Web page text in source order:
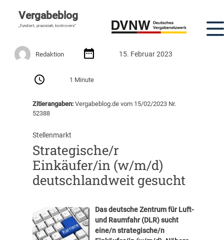
Vergabeblog
„Fundiert, praxisnah, kontrovers“
Redaktion 15. Februar 2023
1 Minute
Zitierangaben:Vergabeblog.de vom 15/02/2023 Nr.
52388
Stellenmarkt
Strategische/r
Einkäufer/in (w/m/d)
deutschlandweit gesucht
Das deutsche Zentrum für Luft-
und Raumfahr (DLR)sucht
eine/n strategische/n